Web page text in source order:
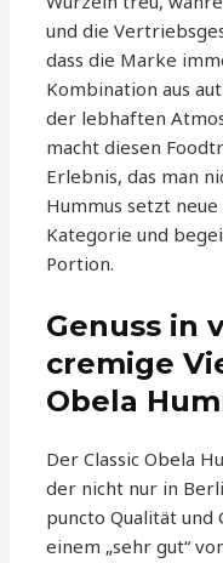
und die
dass die Marke
Kombination aus
der lebhaften
macht diesen
Erlebnis, das man
Hummus setzt
Kategorie und
Portion.
Genuss in
cremige
Obela
Der Classic Obela
der nicht nur in
puncto Qualität und
einem „sehr gut“